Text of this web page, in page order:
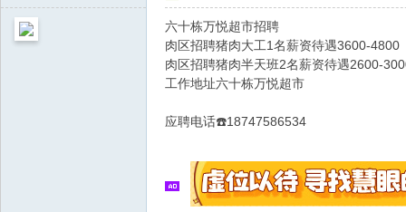
六十栋万悦超市招聘
肉区招聘猪肉大工1名薪资待遇3600-4800
肉区招聘猪肉半天班2名薪资待遇2600-
工作地址六十栋万悦超市
应聘电话☎️18747586534